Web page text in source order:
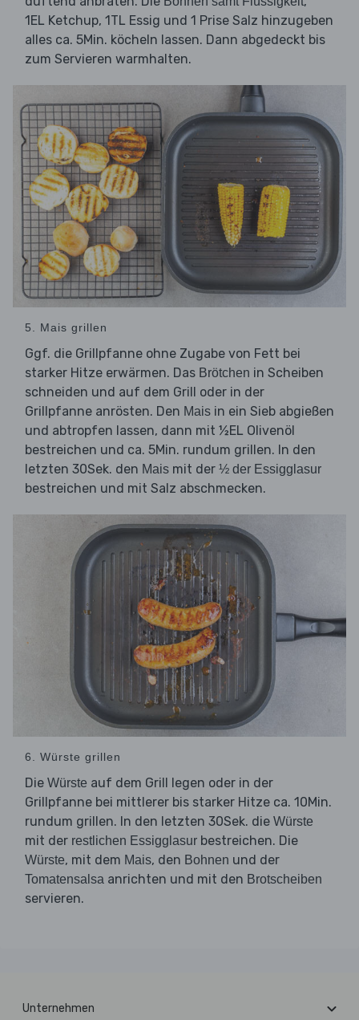
1EL Ketchup, 1TL Essig und 1 Prise Salz hinzugeben
alles ca. 5Min. köcheln lassen. Dann abgedeckt bis
zum Servieren warmhalten.
5. Mais grillen
Ggf. die Grillpfanne ohne Zugabe von Fett bei
starker Hitze erwärmen. Das Brötchen in Scheiben
schneiden und auf dem Grill oder in der
Grillpfanne anrösten. Den Mais in ein Sieb abgießen
und abtropfen lassen, dann mit ½EL Olivenöl
bestreichen und ca. 5Min. rundum grillen. In den
letzten 30Sek. den Mais mit der ½ der Essigglasur
bestreichen und mit Salz abschmecken.
6. Würste grillen
Die Würste auf dem Grill legen oder in der
Grillpfanne bei mittlerer bis starker Hitze ca. 10Min.
rundum grillen. In den letzten 30Sek. die Würste
mit der restlichen Essigglasur bestreichen. Die
Würste, mit dem Mais, den Bohnen und der
Tomatensalsa anrichten und mit den Brotscheiben
servieren.
Unternehmen